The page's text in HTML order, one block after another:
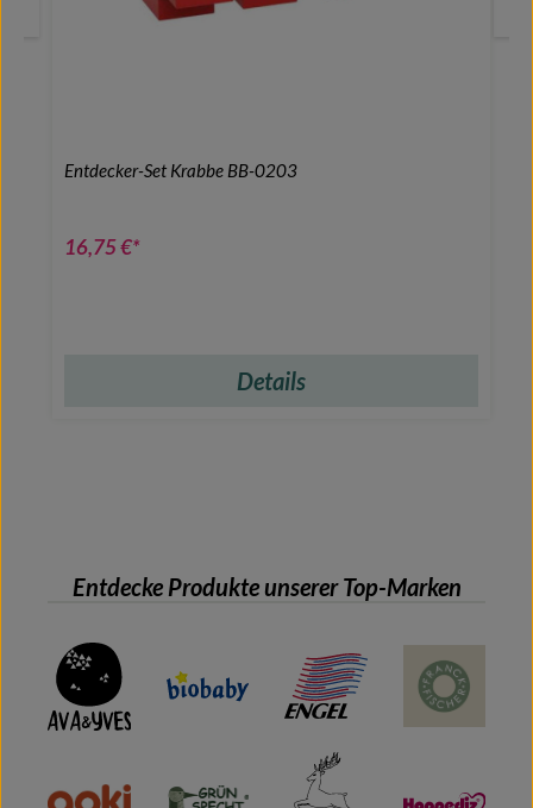
Entdecker-Set Krabbe BB-0203
16,75 €*
Details
Entdecke Produkte unserer Top-Marken